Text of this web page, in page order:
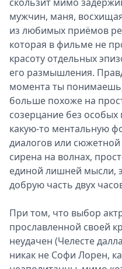
мужчин, маня,
из любимых приёмов
которая в фильме не
красоту отдельных
его размышления.
момента ты
больше похоже на
созерцание без
какую-то ментальную
диалогов или сюжетной
сирена на волнах,
единой лишней мысли,
добрую часть двух
При том, что выбор
прославленной своей
неудачен (Челесте
никак не Софи Лорен,